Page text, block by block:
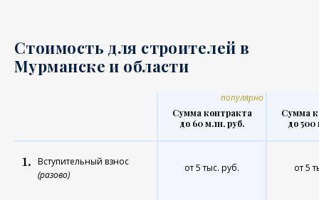
Стоимость для строителей в
Мурманске и области
Сумма контракта
до 60 млн. руб.
популярно
Сумма
до
1. Вступительный взнос
(разово)
от 5 тыс. руб. от 5